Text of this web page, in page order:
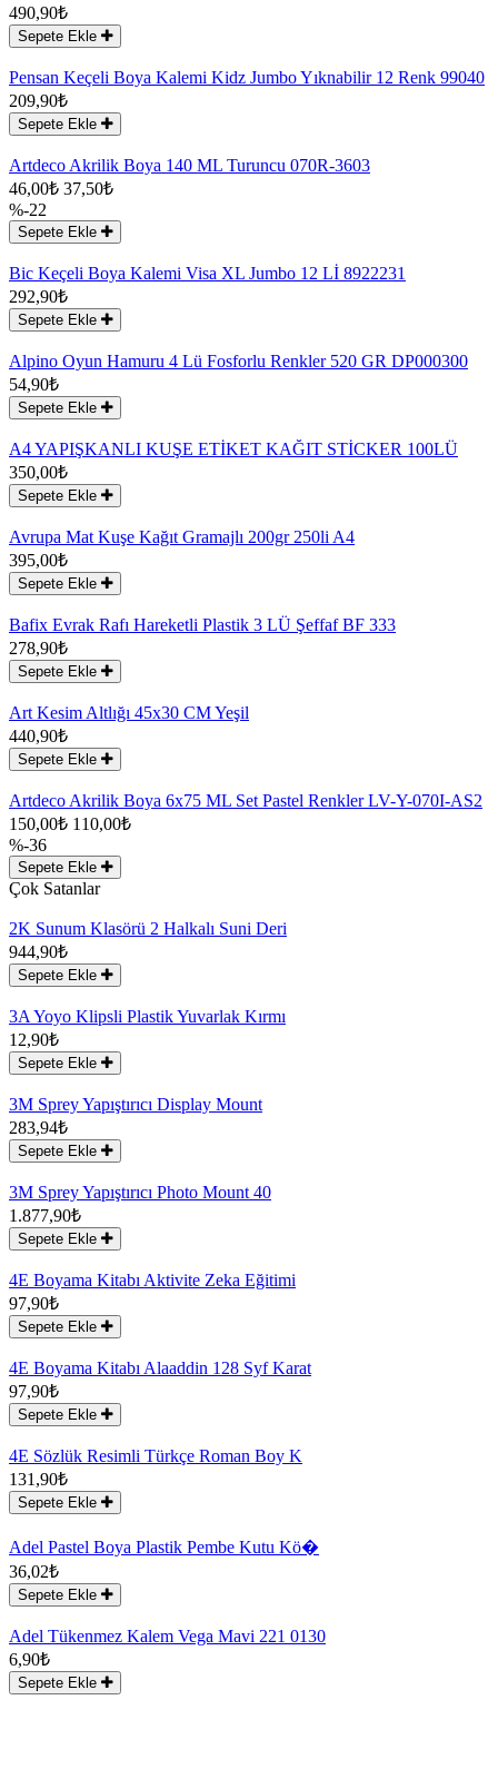
490,90₺
Sepete Ekle
Pensan Keçeli Boya Kalemi Kidz Jumbo Yıknabilir 12 Renk 99040
209,90₺
Sepete Ekle
Artdeco Akrilik Boya 140 ML Turuncu 070R-3603
46,00₺ 37,50₺
%-22
Sepete Ekle
Bic Keçeli Boya Kalemi Visa XL Jumbo 12 Lİ 8922231
292,90₺
Sepete Ekle
Alpino Oyun Hamuru 4 Lü Fosforlu Renkler 520 GR DP000300
54,90₺
Sepete Ekle
A4 YAPIŞKANLI KUŞE ETİKET KAĞIT STİCKER 100LÜ
350,00₺
Sepete Ekle
Avrupa Mat Kuşe Kağıt Gramajlı 200gr 250li A4
395,00₺
Sepete Ekle
Bafix Evrak Rafı Hareketli Plastik 3 LÜ Şeffaf BF 333
278,90₺
Sepete Ekle
Art Kesim Altlığı 45x30 CM Yeşil
440,90₺
Sepete Ekle
Artdeco Akrilik Boya 6x75 ML Set Pastel Renkler LV-Y-070I-AS2
150,00₺ 110,00₺
%-36
Sepete Ekle
Çok Satanlar
2K Sunum Klasörü 2 Halkalı Suni Deri
944,90₺
Sepete Ekle
3A Yoyo Klipsli Plastik Yuvarlak Kırmı
12,90₺
Sepete Ekle
3M Sprey Yapıştırıcı Display Mount
283,94₺
Sepete Ekle
3M Sprey Yapıştırıcı Photo Mount 40
1.877,90₺
Sepete Ekle
4E Boyama Kitabı Aktivite Zeka Eğitimi
97,90₺
Sepete Ekle
4E Boyama Kitabı Alaaddin 128 Syf Karat
97,90₺
Sepete Ekle
4E Sözlük Resimli Türkçe Roman Boy K
131,90₺
Sepete Ekle
Adel Pastel Boya Plastik Pembe Kutu Kö�
36,02₺
Sepete Ekle
Adel Tükenmez Kalem Vega Mavi 221 0130
6,90₺
Sepete Ekle